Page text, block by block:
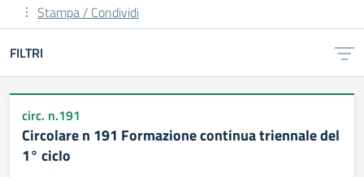
Stampa / Condividi
FILTRI
circ. n.191
Circolare n 191 Formazione continua triennale del
1° ciclo